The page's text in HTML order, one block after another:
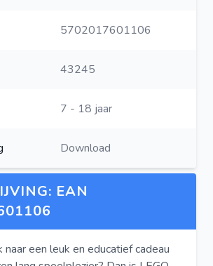
5702017601106
43245
7 - 18 jaar
Download
EAN
naar een leuk en educatief cadeau